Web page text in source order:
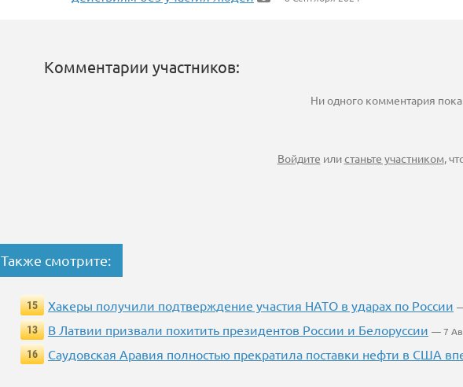
Комментарии участников:
Ни одного комментария
Войдите илистаньте участником,
Также смотрите:
15 Хакеры получили подтверждение участия НАТО в ударах по России
13
В Латвии призвали похитить президентов России и Белоруссии — 7
16
Саудовская Аравия полностью прекратила поставки нефти в США